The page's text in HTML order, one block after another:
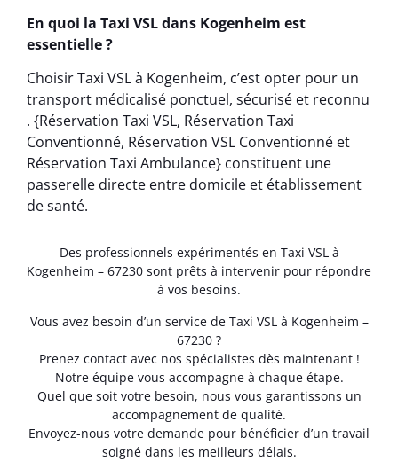
En quoi la Taxi VSL dans Kogenheim est
essentielle ?
Choisir Taxi VSL à Kogenheim, c’est opter pour un
transport médicalisé ponctuel, sécurisé et reconnu
. {Réservation Taxi VSL, Réservation Taxi
Conventionné, Réservation VSL Conventionné et
Réservation Taxi Ambulance} constituent une
passerelle directe entre domicile et établissement
de santé.
Des professionnels expérimentés en Taxi VSL à
Kogenheim – 67230 sont prêts à intervenir pour répondre
à vos besoins.
Vous avez besoin d’un service de Taxi VSL à Kogenheim –
67230 ?
Prenez contact avec nos spécialistes dès maintenant !
Notre équipe vous accompagne à chaque étape.
Quel que soit votre besoin, nous vous garantissons un
accompagnement de qualité.
Envoyez-nous votre demande pour bénéficier d’un travail
soigné dans les meilleurs délais.